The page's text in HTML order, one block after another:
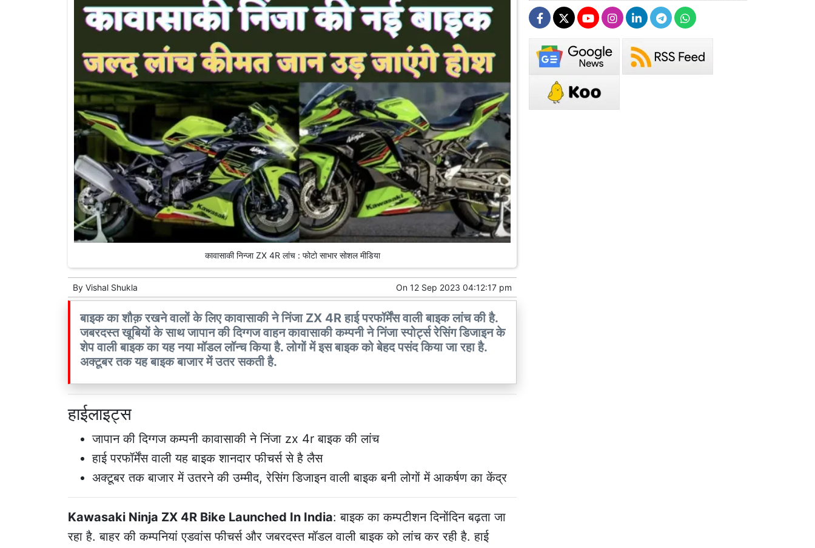
कावासाकी निन्जा ZX 4R लांच : फोटो साभार सोशल मीडिया
By Vishal Shukla On 12 Sep 2023 04:12:17 pm
बाइक का शौक़ रखने वालों के लिए कावासाकी ने निंजा ZX 4R हाई परफॉर्मेंस वाली बाइक लांच की है.
जबरदस्त खूबियों के साथ जापान की दिग्गज वाहन कावासाकी कम्पनी ने निंजा स्पोर्ट्स रेसिंग डिजाइन के
शेप वाली बाइक का यह नया मॉडल लॉन्च किया है. लोगों में इस बाइक को बेहद पसंद किया जा रहा है.
अक्टूबर तक यह बाइक बाजार में उतर सकती है.
हाईलाइट्स
जापान की दिग्गज कम्पनी कावासाकी ने निंजा zx 4r बाइक की लांच
हाई परफॉर्मेंस वाली यह बाइक शानदार फीचर्स से है लैस
अक्टूबर तक बाजार में उतरने की उम्मीद, रेसिंग डिजाइन वाली बाइक बनी लोगों में आकर्षण का केंद्र
Kawasaki Ninja ZX 4R Bike Launched In India: बाइक का कम्पटीशन दिनोंदिन बढ़ता जा
रहा है. बाहर की कम्पनियां एडवांस फीचर्स और जबरदस्त मॉडल वाली बाइक को लांच कर रही है. हाई